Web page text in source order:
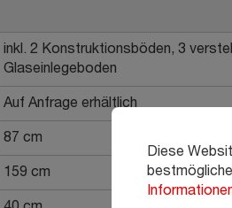
inkl. 2 Konstruktionsböden, 3
Glaseinlegeboden
Auf Anfrage erhältlich
87 cm
159 cm
Diese